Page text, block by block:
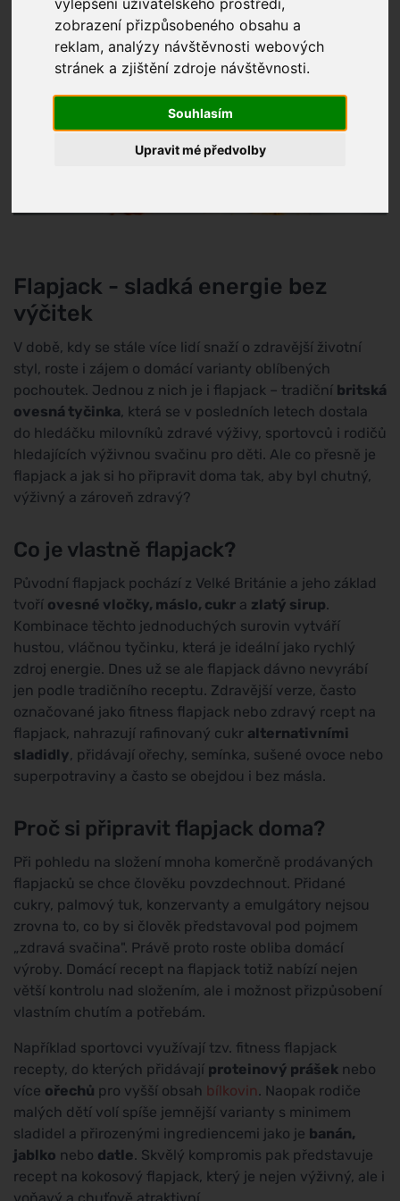
zobrazení přizpůsobeného obsahu a
reklam, analýzy návštěvnosti webových
stránek a zjištění zdroje návštěvnosti.
Souhlasím
Upravit mé předvolby
Flapjack - sladká energie bez
výčitek
V době, kdy se stále více lidí snaží o zdravější životní
styl, roste i zájem o domácí varianty oblíbených
pochoutek. Jednou z nich je i flapjack – tradiční britská
ovesná tyčinka, která se v posledních letech dostala
do hledáčku milovníků zdravé výživy, sportovců i rodičů
hledajících výživnou svačinu pro děti. Ale co přesně je
flapjack a jak si ho připravit doma tak, aby byl chutný,
výživný a zároveň zdravý?
Co je vlastně flapjack?
Původní flapjack pochází z Velké Británie a jeho základ
tvoří ovesné vločky, máslo, cukr a zlatý sirup.
Kombinace těchto jednoduchých surovin vytváří
hustou, vláčnou tyčinku, která je ideální jako rychlý
zdroj energie. Dnes už se ale flapjack dávno nevyrábí
jen podle tradičního receptu. Zdravější verze, často
označované jako fitness flapjack nebo zdravý rcept na
flapjack, nahrazují rafinovaný cukr alternativními
sladidly, přidávají ořechy, semínka, sušené ovoce nebo
superpotraviny a často se obejdou i bez másla.
Proč si připravit flapjack doma?
Při pohledu na složení mnoha komerčně prodávaných
flapjacků se chce člověku povzdechnout. Přidané
cukry, palmový tuk, konzervanty a emulgátory nejsou
zrovna to, co by si člověk představoval pod pojmem
„zdravá svačina". Právě proto roste obliba domácí
výroby. Domácí recept na flapjack totiž nabízí nejen
větší kontrolu nad složením, ale i možnost přizpůsobení
vlastním chutím a potřebám.
Například sportovci využívají tzv. fitness flapjack
recepty, do kterých přidávají proteinový prášek nebo
více ořechů pro vyšší obsah bílkovin. Naopak rodiče
malých dětí volí spíše jemnější varianty s minimem
sladidel a přirozenými ingrediencemi jako je banán,
jablko nebo datle. Skvělý kompromis pak představuje
recept na kokosový flapjack, který je nejen výživný, ale i